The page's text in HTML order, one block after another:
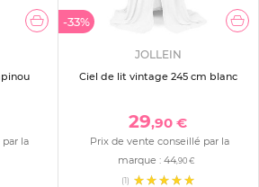
la
-33%
JOLLEIN
Ciel de lit vintage 245 cm blanc
29,90 €
Prix de vente conseillé par la
marque : 44,90 €
(1)